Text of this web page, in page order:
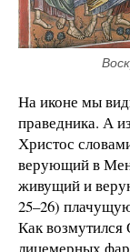
На иконе мы
праведника. А
Христос
верующий в
живущий и
25–26)
Как